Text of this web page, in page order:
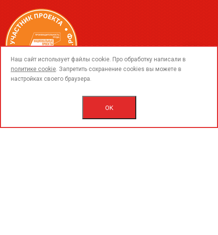
© 2015-2020 «PerfoGrad» MMC.
call
Наш сайт использует файлы cookie. Про обработку написали в
политике cookie. Запретить сохранение cookies вы можете в
настройках своего браузера.
OK